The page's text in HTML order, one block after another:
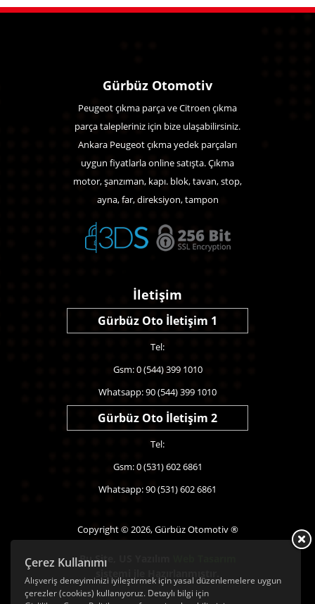
Çerez Kullanımı
Alışveriş deneyiminizi iyileştirmek için yasal düzenlemelere uygun
çerezler (cookies) kullanıyoruz. Detaylı bilgi için
Gürbüz Otomotiv
Peugeot çıkma parça ve Citroen çıkma
parça talepleriniz için bize ulaşabilirsiniz.
Ankara Peugeot çıkma yedek parçaları
uygun fiyatlarla online satışta. Çıkma
motor, şanzıman, kapı. blok, tavan, stop,
ayna, far, direksiyon, tampon
İletişim
Gürbüz Oto İletişim 1
Tel:
Gsm: 0 (544) 399 1010
Whatsapp: 90 (544) 399 1010
Gürbüz Oto İletişim 2
Tel:
Gsm: 0 (531) 602 6861
Whatsapp: 90 (531) 602 6861
Copyright © 2026, Gürbüz Otomotiv ®
Bu Site,